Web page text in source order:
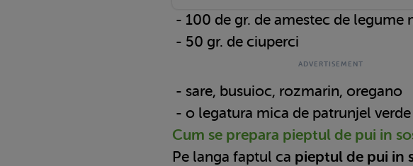
- 100 de gr. de amestec de legume
- 50 gr. de ciuperci
- sare, busuioc, rozmarin, oregano
- o legatura mica de patrunjel verde
Cum se prepara pieptul de pui in
Pe langa faptul ca pieptul de pui in